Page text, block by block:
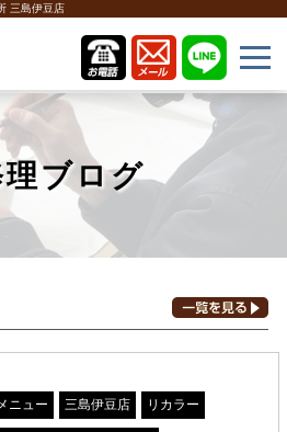
三島伊豆店
理ブログ
ニュー 三島伊豆店 リカラー